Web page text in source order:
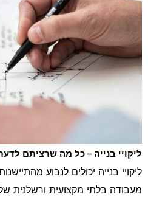
ליקויי בנייה – כל מה שרציתם
ליקויי בנייה יכולים לנבוע
מעבודה בלתי מקצועית ורשלנית